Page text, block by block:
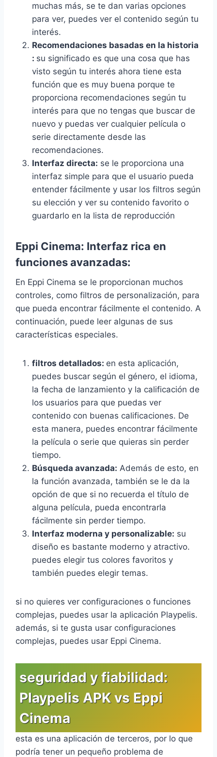
muchas más, se te dan varias opciones
para ver, puedes ver el contenido según tu
interés.
Recomendaciones basadas en la historia
: su significado es que una cosa que has
visto según tu interés ahora tiene esta
función que es muy buena porque te
proporciona recomendaciones según tu
interés para que no tengas que buscar de
nuevo y puedas ver cualquier película o
serie directamente desde las
recomendaciones.
Interfaz directa: se le proporciona una
interfaz simple para que el usuario pueda
entender fácilmente y usar los filtros según
su elección y ver su contenido favorito o
guardarlo en la lista de reproducción
Eppi Cinema: Interfaz rica en
funciones avanzadas:
En Eppi Cinema se le proporcionan muchos
controles, como filtros de personalización, para
que pueda encontrar fácilmente el contenido. A
continuación, puede leer algunas de sus
características especiales.
filtros detallados: en esta aplicación,
puedes buscar según el género, el idioma,
la fecha de lanzamiento y la calificación de
los usuarios para que puedas ver
contenido con buenas calificaciones. De
esta manera, puedes encontrar fácilmente
la película o serie que quieras sin perder
tiempo.
Búsqueda avanzada: Además de esto, en
la función avanzada, también se le da la
opción de que si no recuerda el título de
alguna película, pueda encontrarla
fácilmente sin perder tiempo.
Interfaz moderna y personalizable: su
diseño es bastante moderno y atractivo.
puedes elegir tus colores favoritos y
también puedes elegir temas.
si no quieres ver configuraciones o funciones
complejas, puedes usar la aplicación Playpelis.
además, si te gusta usar configuraciones
complejas, puedes usar Eppi Cinema.
seguridad y fiabilidad:
Playpelis APK vs Eppi
Cinema
esta es una aplicación de terceros, por lo que
podría tener un pequeño problema de